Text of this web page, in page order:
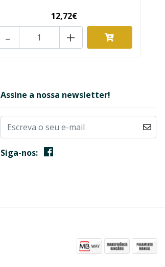
12,72€
+
-
Assine a nossa newsletter!
Siga-nos: